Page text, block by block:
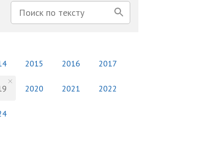
2015 2016 2017
2020 2021 2022